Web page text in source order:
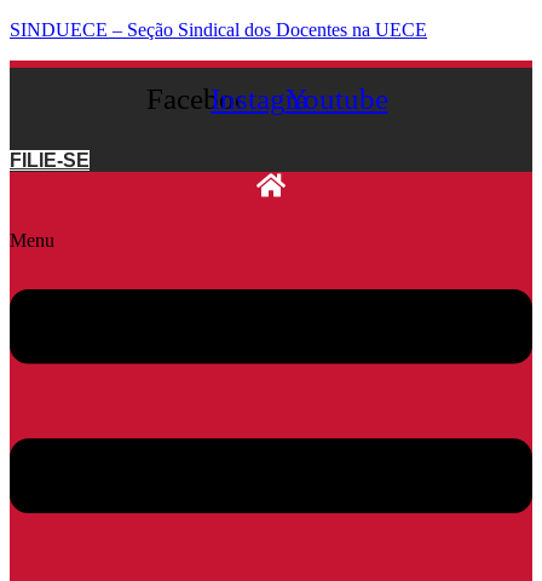
SINDUECE – Seção Sindical dos Docentes na UECE
FacebookInstagramYoutube
FILIE-SE
Menu